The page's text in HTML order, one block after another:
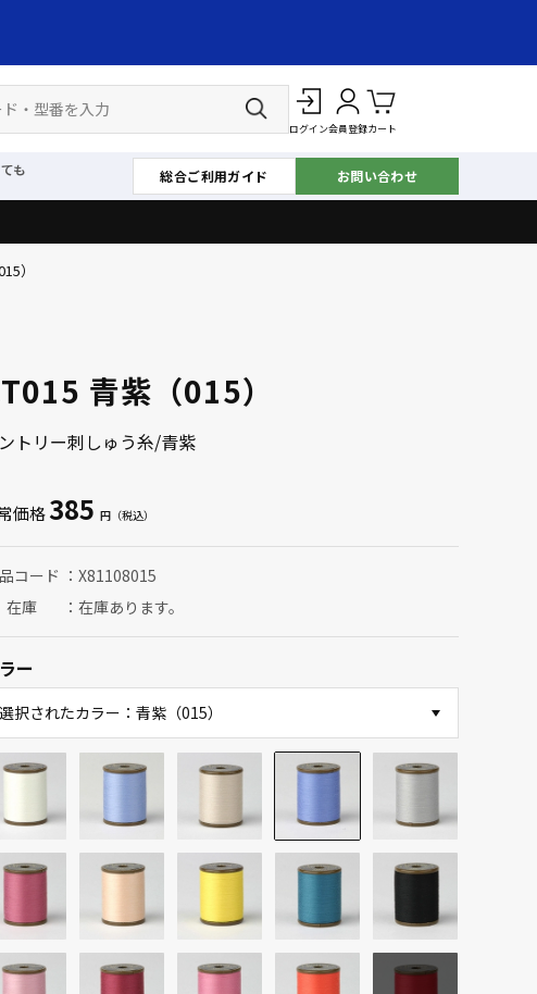
ログイン会員登録カート
も 総合ご利用ガイド お問い合わせ
）
青紫（015）
トリー刺しゅう糸/青紫
価格385
コード
X81108015
在庫
在庫あります。
ー
選択されたカラー：青紫（015）